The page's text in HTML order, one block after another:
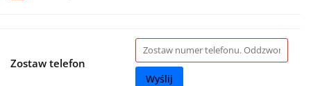
Zostaw telefon
Wyślij